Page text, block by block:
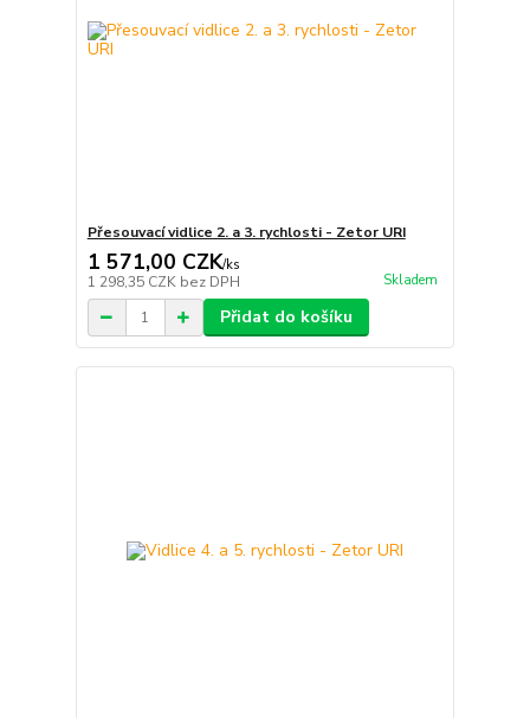
Přesouvací vidlice 2. a 3. rychlosti - Zetor URI
1 571,00 CZK/ks
1 298,35 CZK bez DPH Skladem
Přidat do košíku